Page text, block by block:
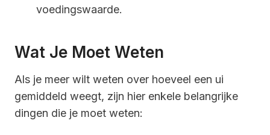
voedingswaarde.
Wat Je Moet Weten
Als je meer wilt weten over hoeveel een ui
gemiddeld weegt, zijn hier enkele belangrijke
dingen die je moet weten: